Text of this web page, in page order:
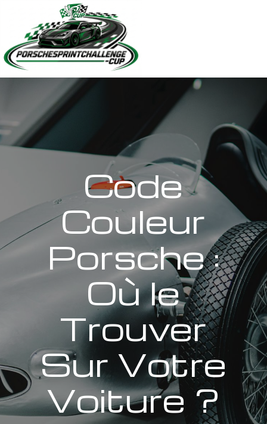
Code
Couleur
Porsche :
Où le
Trouver
Sur Votre
Voiture ?